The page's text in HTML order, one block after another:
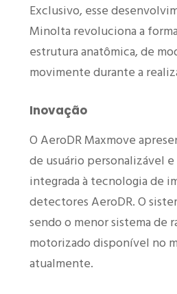
Exclusivo, esse
Minolta revoluciona a
estrutura anatômica, de
movimente durante a
Inovação
O AeroDR Maxmove
de usuário personalizável
integrada à tecnologia de
detectores AeroDR. O
sendo o menor sistema de
motorizado disponível no
atualmente.